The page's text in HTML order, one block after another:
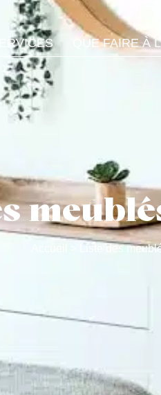
QUE FAIRE À
Liste des